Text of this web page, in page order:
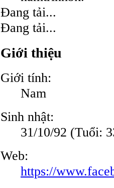
Đang tải...
Đang tải...
Giới thiệu
Giới tính:
Nam
Sinh nhật:
31/10/92 (Tuổi:
Web:
https://